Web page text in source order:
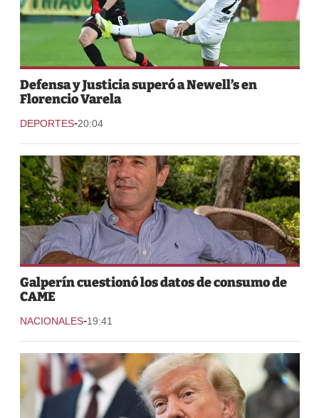
Defensa y Justicia superó a Newell’s en
Florencio Varela
DEPORTES-20:04
Galperín cuestionó los datos de consumo de
CAME
NACIONALES-19:41